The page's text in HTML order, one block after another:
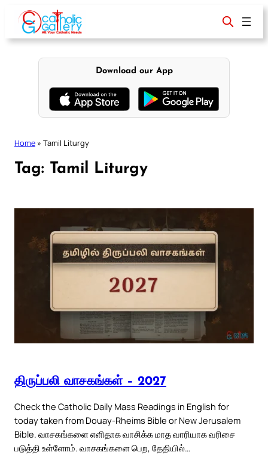
content
Download our App
Home » Tamil Liturgy
Tag: Tamil Liturgy
திருப்பலி வாசகங்கள் – 2027
Check the Catholic Daily Mass Readings in English for
today taken from Douay-Rheims Bible or New Jerusalem
Bible. வாசகங்களை எளிதாக வாசிக்க மாத வாரியாக வரிசை
படுத்தி உள்ளோம். வாசகங்களை பெற, தேதியில்…